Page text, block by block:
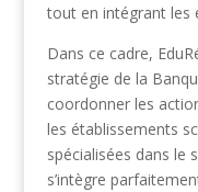
tout en intégrant les
Dans ce cadre,
stratégie de la
coordonner les
les établissements
spécialisées dans le
s’intègre